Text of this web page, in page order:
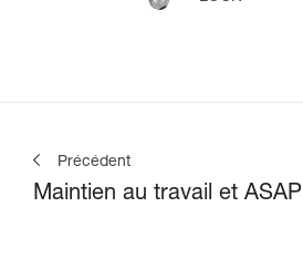
Précédent
Maintien au travail et ASAP